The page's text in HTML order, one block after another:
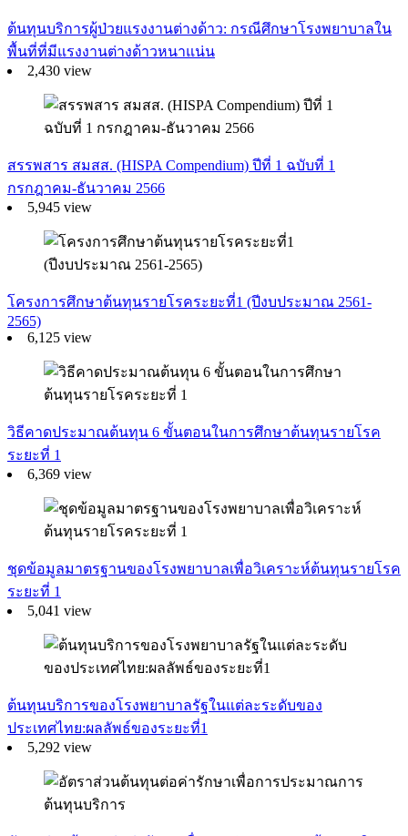
ต้นทุนบริการผู้ป่วยแรงงานต่างด้าว: กรณีศึกษาโรงพยาบาลใน
พื้นที่ที่มีแรงงานต่างด้าวหนาแน่น
2,430 view
สรรพสาร สมสส. (HISPA Compendium) ปีที่ 1 ฉบับที่ 1
กรกฎาคม-ธันวาคม 2566
5,945 view
โครงการศึกษาต้นทุนรายโรคระยะที่1 (ปีงบประมาณ 2561-
2565)
6,125 view
วิธีคาดประมาณต้นทุน 6 ขั้นตอนในการศึกษาต้นทุนรายโรค
ระยะที่ 1
6,369 view
ชุดข้อมูลมาตรฐานของโรงพยาบาลเพื่อวิเคราะห์ต้นทุนรายโรค
ระยะที่ 1
5,041 view
ต้นทุนบริการของโรงพยาบาลรัฐในแต่ละระดับของ
ประเทศไทย:ผลลัพธ์ของระยะที่1
5,292 view